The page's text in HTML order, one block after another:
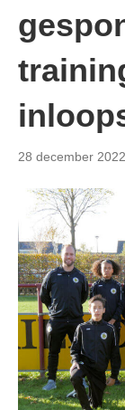
28 december 2022